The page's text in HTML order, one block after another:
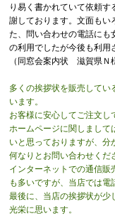
り易く書かれていて依頼
謝しております。文面もい
た、問い合わせの電話にも
の利用でしたが今後も利用
（同窓会案内状 滋賀県Ｎ
多くの挨拶状を販売して
います。
お客様に安心してご注文し
ホームページに関しまして
いと思っておりますが、分
何なりとお問い合わせくだ
インターネットでの通信
も多いですが、当店では電
最後に、当店の挨拶状が少
光栄に思います。